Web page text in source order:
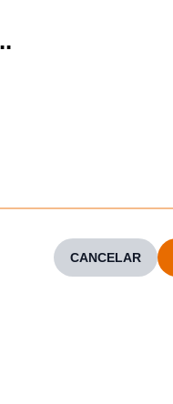
CANCELAR